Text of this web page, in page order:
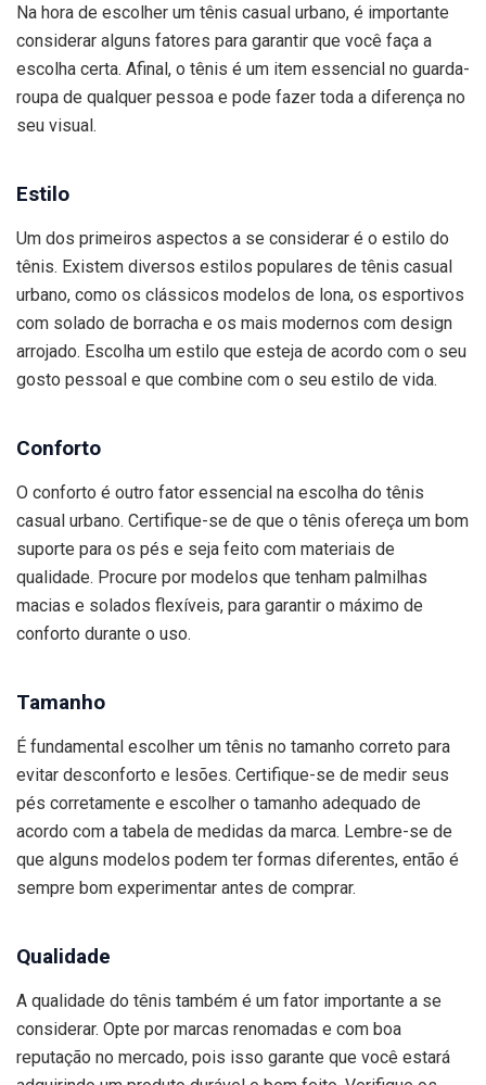
Na hora de escolher um tênis casual urbano, é importante
considerar alguns fatores para garantir que você faça a
escolha certa. Afinal, o tênis é um item essencial no guarda-
roupa de qualquer pessoa e pode fazer toda a diferença no
seu visual.
Estilo
Um dos primeiros aspectos a se considerar é o estilo do
tênis. Existem diversos estilos populares de tênis casual
urbano, como os clássicos modelos de lona, os esportivos
com solado de borracha e os mais modernos com design
arrojado. Escolha um estilo que esteja de acordo com o seu
gosto pessoal e que combine com o seu estilo de vida.
Conforto
O conforto é outro fator essencial na escolha do tênis
casual urbano. Certifique-se de que o tênis ofereça um bom
suporte para os pés e seja feito com materiais de
qualidade. Procure por modelos que tenham palmilhas
macias e solados flexíveis, para garantir o máximo de
conforto durante o uso.
Tamanho
É fundamental escolher um tênis no tamanho correto para
evitar desconforto e lesões. Certifique-se de medir seus
pés corretamente e escolher o tamanho adequado de
acordo com a tabela de medidas da marca. Lembre-se de
que alguns modelos podem ter formas diferentes, então é
sempre bom experimentar antes de comprar.
Qualidade
A qualidade do tênis também é um fator importante a se
considerar. Opte por marcas renomadas e com boa
reputação no mercado, pois isso garante que você estará